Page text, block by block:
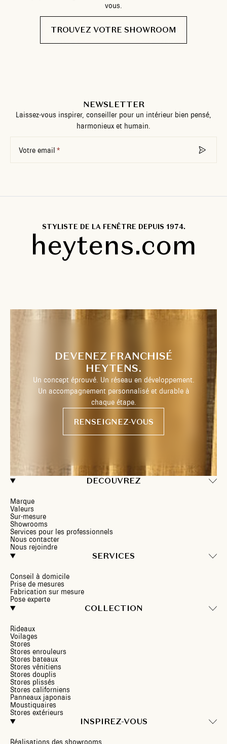
vous.
TROUVEZ VOTRE SHOWROOM
NEWSLETTER
Laissez-vous inspirer, conseiller pour un intérieur bien pensé,
harmonieux et humain.
Votre email
STYLISTE DE LA FENÊTRE DEPUIS 1974.
heytens.com
DECOUVREZ
Marque
Valeurs
Sur-mesure
Showrooms
Services pour les professionnels
Nous contacter
Nous rejoindre
SERVICES
Conseil à domicile
Prise de mesures
Fabrication sur mesure
Pose experte
COLLECTION
Rideaux
Voilages
Stores
Stores enrouleurs
Stores bateaux
Stores vénitiens
Stores douplis
Stores plissés
Stores californiens
Panneaux japonais
Moustiquaires
Stores extérieurs
INSPIREZ-VOUS
Réalisations des showrooms
DEVENEZ FRANCHISÉ
HEYTENS.
Un concept éprouvé. Un réseau en développement.
Un accompagnement personnalisé et durable à
chaque étape.
RENSEIGNEZ-VOUS